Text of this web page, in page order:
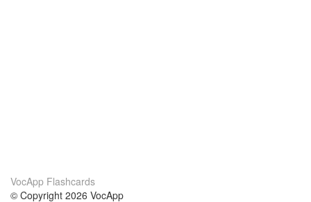
VocApp Flashcards
© Copyright 2026 VocApp